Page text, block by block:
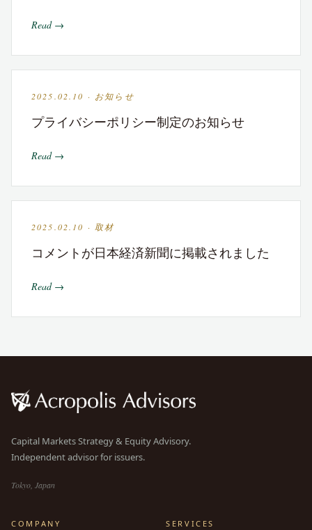
Read →
2025.02.10 · お知らせ
プライバシーポリシー制定のお知らせ
Read →
2025.02.10 · 取材
コメントが日本経済新聞に掲載されました
Read →
Capital Markets Strategy & Equity Advisory.
Independent advisor for issuers.
Tokyo, Japan
COMPANY SERVICES